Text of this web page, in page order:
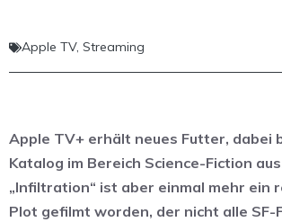
Apple TV, Streaming
Apple TV+ erhält neues Futter, dabei
Katalog im Bereich Science-Fiction
„Infiltration“ ist aber einmal mehr ein
Plot gefilmt worden, der nicht alle SF-